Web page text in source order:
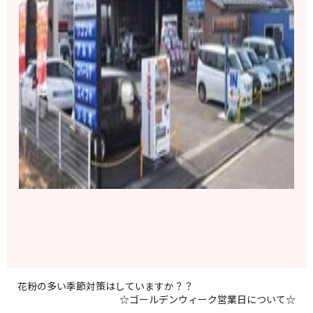
花粉の多い季節対策はしていますか？？
☆ゴールデンウィーク営業日について☆